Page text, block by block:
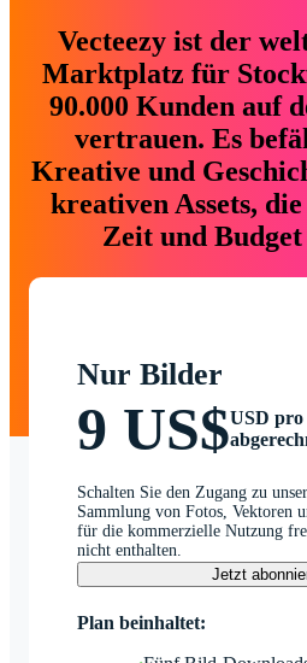
Vecteezy ist der
Marktplatz für
90.000 Kunden auf
vertrauen. Es
Kreative und
kreativen Assets,
Zeit und
Nur Bilder
9 US$USD
Schalten Sie den Zugang zu
Sammlung von Fotos, Vektoren
für die kommerzielle Nutzung
nicht enthalten.
Jetzt
Plan beinhaltet: